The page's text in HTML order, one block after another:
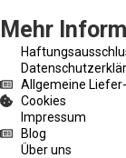
Mehr
Allgemeine
Cookies
Impressum
Blog
Über uns